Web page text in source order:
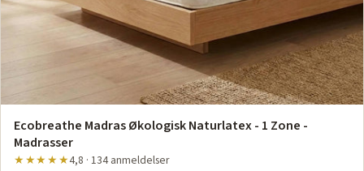
Ecobreathe Madras Økologisk Naturlatex - 1 Zone -
Madrasser
★★★★★4,8 · 134 anmeldelser